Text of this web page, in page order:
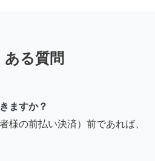
ある質問
ますか？
様の前払い決済）前であれば、